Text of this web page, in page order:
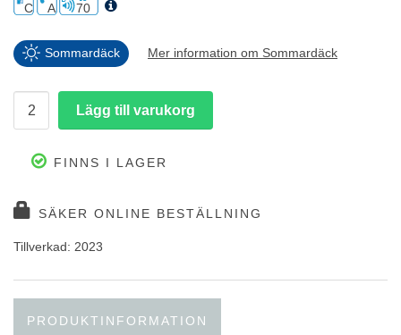
C A 70
Sommardäck Mer information om Sommardäck
FINNS I LAGER
SÄKER ONLINE BESTÄLLNING
Tillverkad: 2023
PRODUKTINFORMATION